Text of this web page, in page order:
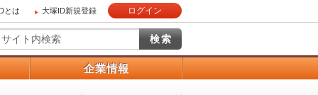
とは 大塚ID新規登録 ログイン
企業情報